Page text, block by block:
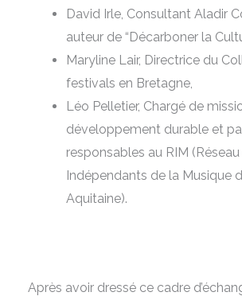
David Irle, Consultant Aladir
auteur de “Décarboner la
Maryline Lair, Directrice du
festivals en Bretagne,
Léo Pelletier, Chargé de
développement durable et
responsables au RIM
Indépendants de la Musique
Aquitaine).
Après avoir dressé ce cadre